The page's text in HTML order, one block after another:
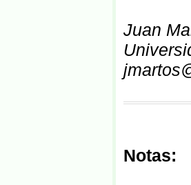
Juan
Notas: